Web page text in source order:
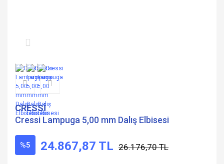
CRESSİ
Cressi Lampuga 5,00 mm Dalış Elbisesi
%5 24.867,87 TL 26.176,70 TL